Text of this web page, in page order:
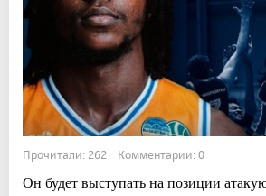
Прочитали: 262 Комментарии: 0
Он будет выступать на позиции